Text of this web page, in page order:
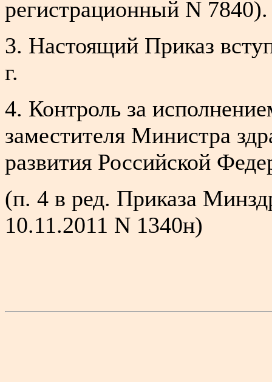
регистрационный N 7840).
3. Настоящий Приказ
г.
4. Контроль за
заместителя Министра
развития Российской
(п. 4 в ред. Приказа
10.11.2011 N 1340н)